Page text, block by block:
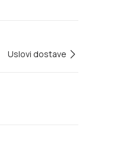
Uslovi dostave